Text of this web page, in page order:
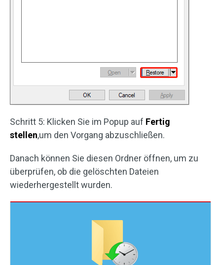
Schritt 5: Klicken Sie im Popup auf Fertig
stellen,um den Vorgang abzuschließen.
Danach können Sie diesen Ordner öffnen, um zu
überprüfen, ob die gelöschten Dateien
wiederhergestellt wurden.